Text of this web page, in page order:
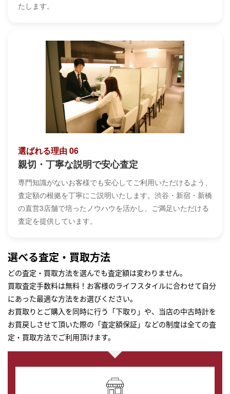
たします。
選ばれる理由 06
親切・丁寧な説明で安心査定
専門知識がないお客様でも安心してご利用いただけるよう、
査定額の根拠を丁寧にご説明いたします。渋谷・新宿・新橋
の直営3店舗で培ったノウハウを活かし、ご満足いただける
査定を提供しています。
選べる査定・買取方法
どの査定・買取方法を選んでも査定額は変わりません。
買取査定手数料は無料！お客様のライフスタイルに合わせて自分
にあった最適な方法をお選びください。
お買取りとご購入を同時に行う「下取り」や、当店の中古時計を
お買戻しさせて頂いた際の「査定額保証」などの制度は全ての査
定・買取方法でご利用頂けます。